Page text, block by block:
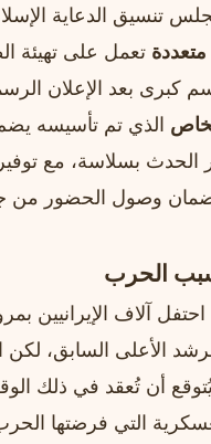
تنسيق الدعاية
تعمل على تهيئة
كبرى بعد الإعلان
الذي تم تأسيسه
الحدث بسلاسة، مع
وصول الحضور من
الحرب
آلاف الإيرانيين
الأعلى السابق، لكن
أن تُعقد في ذلك
التي فرضتها